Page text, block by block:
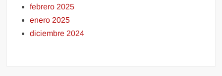
febrero 2025
enero 2025
diciembre 2024